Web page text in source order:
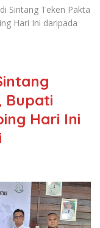
Sintang Teken Pakta
Hari Ini daripada
Bupati
Hari Ini